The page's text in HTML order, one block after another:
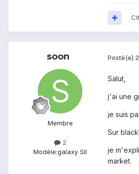
soon
Membre
2
Modèle:galaxy SII
Posté(e)
Salut,
j'ai une
je suis
Sur
je
market.